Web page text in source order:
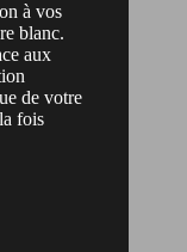
à vos
blanc.
aux
de votre
fois